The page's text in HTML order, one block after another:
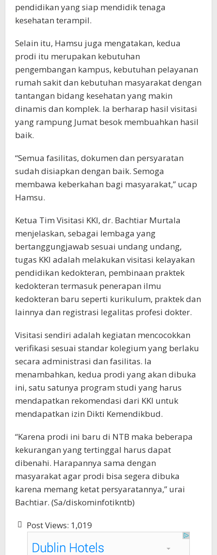
pendidikan yang siap mendidik tenaga
kesehatan terampil.
Selain itu, Hamsu juga mengatakan, kedua
prodi itu merupakan kebutuhan
pengembangan kampus, kebutuhan pelayanan
rumah sakit dan kebutuhan masyarakat dengan
tantangan bidang kesehatan yang makin
dinamis dan komplek. Ia berharap hasil visitasi
yang rampung Jumat besok membuahkan hasil
baik.
“Semua fasilitas, dokumen dan persyaratan
sudah disiapkan dengan baik. Semoga
membawa keberkahan bagi masyarakat,” ucap
Hamsu.
Ketua Tim Visitasi KKI, dr. Bachtiar Murtala
menjelaskan, sebagai lembaga yang
bertanggungjawab sesuai undang undang,
tugas KKI adalah melakukan visitasi kelayakan
pendidikan kedokteran, pembinaan praktek
kedokteran termasuk penerapan ilmu
kedokteran baru seperti kurikulum, praktek dan
lainnya dan registrasi legalitas profesi dokter.
Visitasi sendiri adalah kegiatan mencocokkan
verifikasi sesuai standar kolegium yang berlaku
secara administrasi dan fasilitas. Ia
menambahkan, kedua prodi yang akan dibuka
ini, satu satunya program studi yang harus
mendapatkan rekomendasi dari KKI untuk
mendapatkan izin Dikti Kemendikbud.
“Karena prodi ini baru di NTB maka beberapa
kekurangan yang tertinggal harus dapat
dibenahi. Harapannya sama dengan
masyarakat agar prodi bisa segera dibuka
karena memang ketat persyaratannya,” urai
Bachtiar. (Sa/diskominfotikntb)
Post Views: 1,019